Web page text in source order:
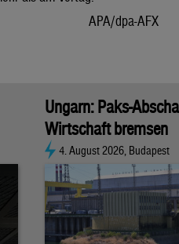
APA/dpa-AFX
Ungarn: Paks-
Wirtschaft bremsen
4. August 2026, Budapest